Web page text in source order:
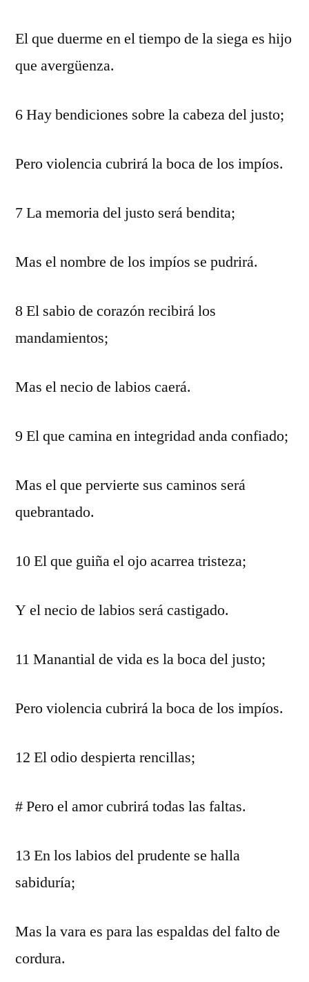
El que duerme en el tiempo de la siega es hijo
que avergüenza.
6 Hay bendiciones sobre la cabeza del justo;
Pero violencia cubrirá la boca de los impíos.
7 La memoria del justo será bendita;
Mas el nombre de los impíos se pudrirá.
8 El sabio de corazón recibirá los
mandamientos;
Mas el necio de labios caerá.
9 El que camina en integridad anda confiado;
Mas el que pervierte sus caminos será
quebrantado.
10 El que guiña el ojo acarrea tristeza;
Y el necio de labios será castigado.
11 Manantial de vida es la boca del justo;
Pero violencia cubrirá la boca de los impíos.
12 El odio despierta rencillas;
# Pero el amor cubrirá todas las faltas.
13 En los labios del prudente se halla
sabiduría;
Mas la vara es para las espaldas del falto de
cordura.